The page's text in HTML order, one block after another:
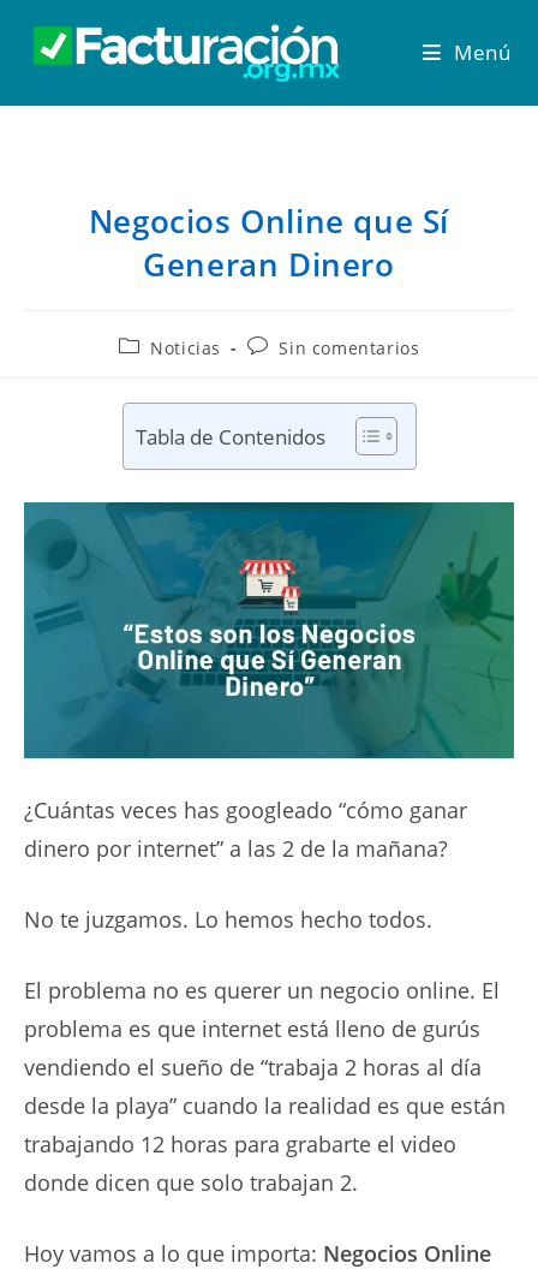
Menú
Negocios Online que Sí
Generan Dinero
Noticias Sin comentarios
Tabla de Contenidos
¿Cuántas veces has googleado “cómo ganar
dinero por internet” a las 2 de la mañana?
No te juzgamos. Lo hemos hecho todos.
El problema no es querer un negocio online. El
problema es que internet está lleno de gurús
vendiendo el sueño de “trabaja 2 horas al día
desde la playa” cuando la realidad es que están
trabajando 12 horas para grabarte el video
donde dicen que solo trabajan 2.
Hoy vamos a lo que importa: Negocios Online